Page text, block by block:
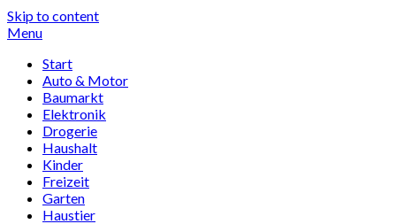
Skip to content
Menu
Start
Auto & Motor
Baumarkt
Elektronik
Drogerie
Haushalt
Kinder
Freizeit
Garten
Haustier